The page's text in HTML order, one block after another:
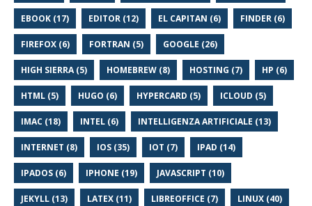
EBOOK (17) EDITOR (12) EL CAPITAN (6) FINDER (6)
FIREFOX (6) FORTRAN (5) GOOGLE (26)
HIGH SIERRA (5) HOMEBREW (8) HOSTING (7) HP (6)
HTML (5) HUGO (6) HYPERCARD (5) ICLOUD (5)
IMAC (18) INTEL (6) INTELLIGENZA ARTIFICIALE (13)
INTERNET (8) IOS (35) IOT (7) IPAD (14)
IPADOS (6) IPHONE (19) JAVASCRIPT (10)
JEKYLL (13) LATEX (11) LIBREOFFICE (7) LINUX (40)